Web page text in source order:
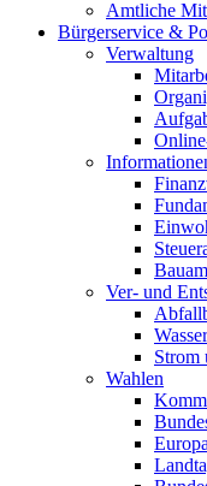
Amtliche
Bürgerservice &
Verwaltung
Ver- und
Strom
Wahlen